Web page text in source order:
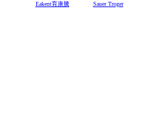
Eakent育康騰 Sauer Troger